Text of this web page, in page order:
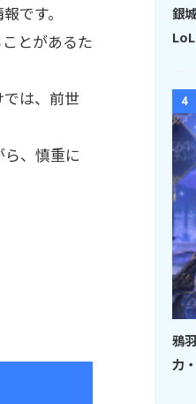
です。
とがあるた
は、前世
、慎重に
銀
4
鴉
力